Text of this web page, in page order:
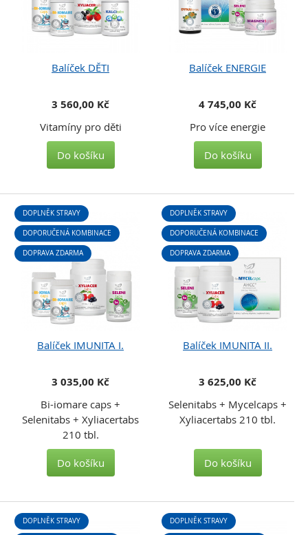
Balíček DĚTI
3 560,00 Kč
Vitamíny pro děti
Do košíku
Balíček ENERGIE
4 745,00 Kč
Pro více energie
Do košíku
Balíček IMUNITA I.
DOPLNĚK STRAVY
DOPORUČENÁ KOMBINACE
DOPRAVA ZDARMA
3 035,00 Kč
Bi-iomare caps +
Selenitabs + Xyliacertabs
210 tbl.
Do košíku
Balíček IMUNITA II.
DOPLNĚK STRAVY
DOPORUČENÁ KOMBINACE
DOPRAVA ZDARMA
3 625,00 Kč
Selenitabs + Mycelcaps +
Xyliacertabs 210 tbl.
Do košíku
DOPLNĚK STRAVY DOPLNĚK STRAVY